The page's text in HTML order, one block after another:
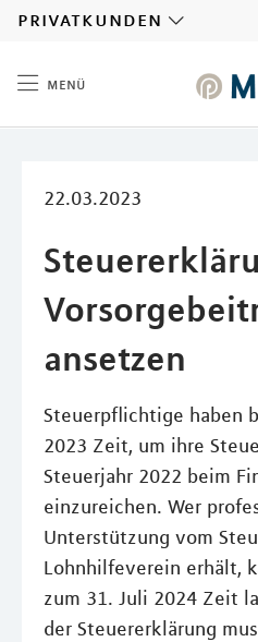
privatkunden
menü
22.03.2023
ansetzen
Steuerpflichtige haben
2023 Zeit, um ihre
Steuerjahr 2022 beim
einzureichen. Wer
Unterstützung vom
Lohnhilfeverein erhält,
zum 31. Juli 2024 Zeit
der Steuererklärung